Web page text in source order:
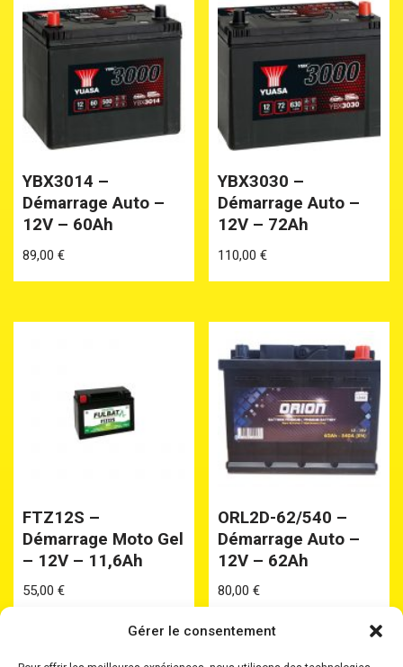
Gérer le consentement
YBX3014 –
Démarrage Auto –
12V – 60Ah
89,00 €
YBX3030 –
Démarrage Auto –
12V – 72Ah
110,00€
FTZ12S –
Démarrage Moto Gel
– 12V – 11,6Ah
55,00 €
ORL2D-62/540 –
Démarrage Auto –
12V – 62Ah
80,00€